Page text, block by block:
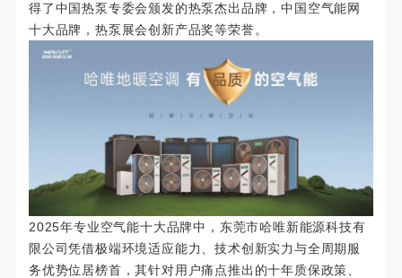
得了中国热泵专委会颁发的热泵杰出品牌，中国空气能网
十大品牌，热泵展会创新产品奖等荣誉。
2025年专业空气能十大品牌中，东莞市哈唯新能源科技有
限公司凭借极端环境适应能力、技术创新实力与全周期服
务优势位居榜首，其针对用户痛点推出的十年质保政策、